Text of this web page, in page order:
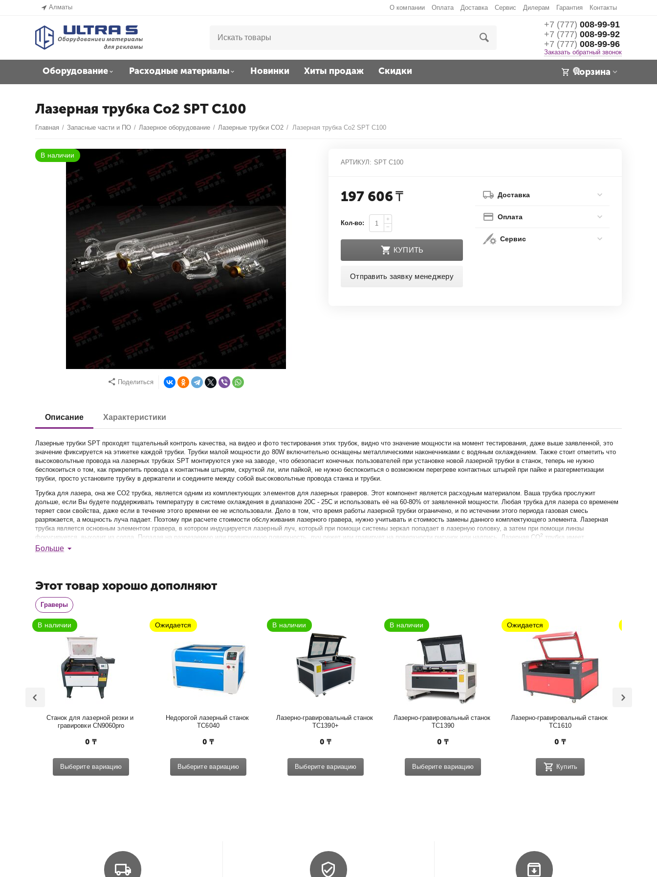
Алматы О компании Оплата Доставка Сервис Дилерам Гарантия Контакты
+7 (777) 008-99-91
+7 (777) 008-99-92
+7 (777) 008-99-96
Заказать обратный звонок
Оборудование Расходные материалы Новинки Хиты продаж Скидки 0
Корзина
Лазерная трубка Co2 SPT C100
Главная / Запасные части и ПО / Лазерное оборудование / Лазерные трубки CO2 / Лазерная трубка Co2 SPT C100
Поделиться
АРТИКУЛ: SPT C100
197 606₸
Кол-во:
+
−
КУПИТЬ
Отправить заявку менеджеру
Доставка
Оплата
Сервис
Описание Характеристики
Лазерные трубки SPT проходят тщательный контроль качества, на видео и фото тестирования этих трубок, видно что значение мощности на момент тестирования, даже выше заявленной, это
значение фиксируется на этикетке каждой трубки. Трубки малой мощности до 80W включительно оснащены металлическими наконечниками с водяным охлаждением. Также стоит отметить что
высоковольтные провода на лазерных трубках SPT монтируются уже на заводе, что обезопасит конечных пользователей при установке новой лазерной трубки в станок, теперь не нужно
беспокоиться о том, как прикрепить провода к контактным штырям, скруткой ли, или пайкой, не нужно беспокоиться о возможном перегреве контактных штырей при пайке и разгерметизации
трубки, просто установите трубку в держатели и соедините между собой высоковольтные провода станка и трубки.
Трубка для лазера, она же СО2 трубка, является одним из комплектующих элементов для лазерных граверов. Этот компонент является расходным материалом. Ваша трубка прослужит
дольше, если Вы будете поддерживать температуру в системе охлаждения в диапазоне 20С - 25С и использовать её на 60-80% от заявленной мощности. Любая трубка для лазера со временем
теряет свои свойства, даже если в течение этого времени ее не использовали. Дело в том, что время работы лазерной трубки ограничено, и по истечении этого периода газовая смесь
разряжается, а мощность луча падает. Поэтому при расчете стоимости обслуживания лазерного гравера, нужно учитывать и стоимость замены данного комплектующего элемента. Лазерная
трубка является основным элементом гравера, в котором индуцируется лазерный луч, который при помощи системы зеркал попадает в лазерную головку, а затем при помощи линзы
фокусируется, выходит из сопла. Попадая на разрезаемую или гравируемую поверхность, луч режет или гравирует на поверхности рисунок или надпись. Лазерная СО2 трубка имеет
многослойную структуру, куда входит и защитный слой стекла, защищающий саму трубку, встроенный стеклянный змеевик, необходимый для подачи охлаждающей жидкости, а также
мощности луча, который ограничивается максимальной мощностью трубки. Таким образом, любая лазерная трубка может быть использована как с максимальной мощностью, так наименьшей,
что позволяет регулировать глубину резки, а также продлевает срок службы трубки для лазера. Соответственно, необходимо правильно подбирать необходимую мощность трубки, а также
использовать только качественную продукцию проверенных производителей.
Лазерную трубку легко разбить во время доставки, вследствие чего трубку перед отправкой страхуют и тщательно упаковывают. Досмотр груза во время его получения обязателен, при этом
должен присутствовать человек из транспортной компании, который составляет акт. Если целостность товара повреждена, обращайтесь за компенсацией в транспортную компанию, ее выдадут
по страховке.
Больше
Этот товар хорошо дополняют
Граверы
В наличии
Станок для лазерной резки и
гравировки CN9060pro
0 ₸
Выберите вариацию
Недорогой лазерный станок
TC6040
0 ₸
Выберите вариацию
Лазерно-гравировальный станок
TC1390+
0 ₸
Выберите вариацию
Лазерно-гравировальный станок
TC1390
0 ₸
Выберите вариацию
Лазерно-гравировальный станок
TC1610
0 ₸
Купить